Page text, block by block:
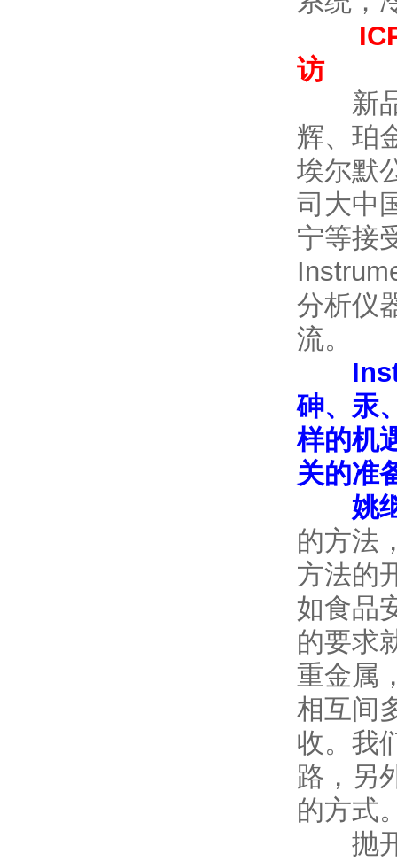
访
新品
辉、珀
埃尔默
司大中
宁等接
分析仪
流。
砷、汞
样的机
关的准
姚继
的方法
方法的
如食品
的要求
重金属
相互间
收。我
路，另
的方式
抛开